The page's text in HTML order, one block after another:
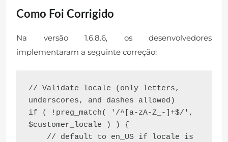
Como Foi Corrigido
Na versão 1.6.8.6, os desenvolvedores
implementaram a seguinte correção:
// Validate locale (only letters,
underscores, and dashes allowed)
if ( !preg_match( '/^[a-zA-Z_-]+$/',
$customer_locale ) ) {